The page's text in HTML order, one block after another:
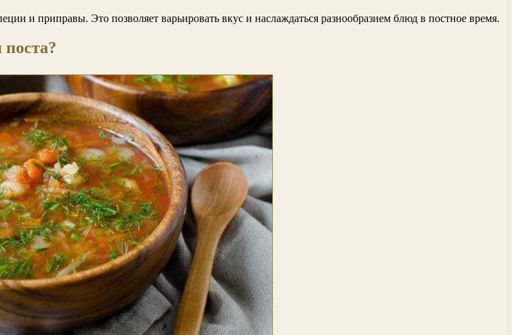
и приправы. Это позволяет варьировать вкус и наслаждаться разнообразием блюд в постное время.